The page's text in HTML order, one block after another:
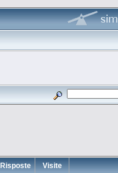
Risposte Visite